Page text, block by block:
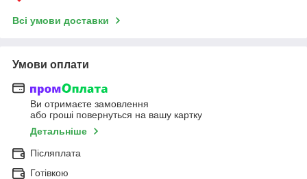
Всі умови доставки
Умови оплати
Ви отримаєте замовлення
або гроші повернуться на вашу картку
Детальніше
Післяплата
Готівкою